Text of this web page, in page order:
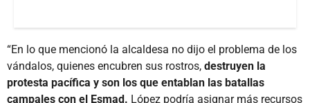
“En lo que mencionó la alcaldesa no dijo el problema de los
vándalos, quienes encubren sus rostros, destruyen la
protesta pacífica y son los que entablan las batallas
campales con el Esmad. López podría asignar más recursos